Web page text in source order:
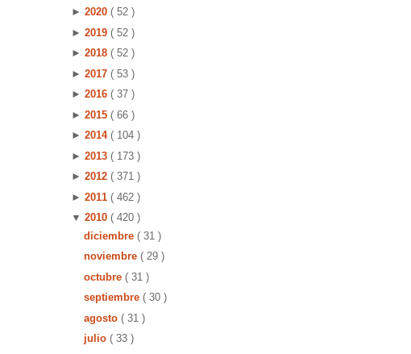
► 2020 ( 52 )
► 2019 ( 52 )
► 2018 ( 52 )
► 2017 ( 53 )
► 2016 ( 37 )
► 2015 ( 66 )
► 2014 ( 104 )
► 2013 ( 173 )
► 2012 ( 371 )
► 2011 ( 462 )
▼ 2010 ( 420 )
diciembre ( 31 )
noviembre ( 29 )
octubre ( 31 )
septiembre ( 30 )
agosto ( 31 )
julio ( 33 )